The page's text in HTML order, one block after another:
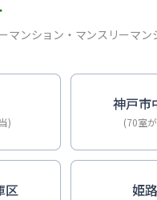
SステイEL神戸三宮磯
テイ神戸三宮ジアコス
テイ三宮ソレイユ｜Wi-
Sステイ三宮駅前ルシ
テイ三宮駅前７｜禁煙
ター】Sステイ三宮貿易
マンション・マンスリーマン
)
神戸市
(70室
区 姫